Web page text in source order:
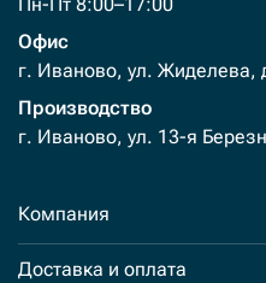
Офис
г. Иваново, ул. Жиделева,
Производство
г. Иваново, ул. 13-я
Компания
Доставка и оплата